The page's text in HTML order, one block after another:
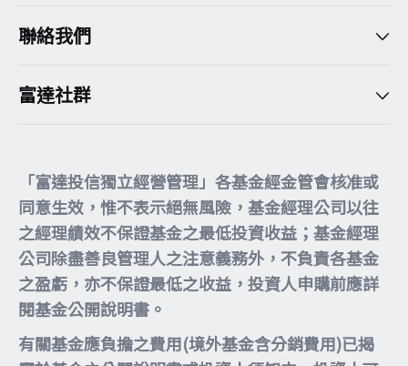
聯絡我們
富達社群
「富達投信獨立經營管理」各基金經金管會核准或
同意生效，惟不表示絕無風險，基金經理公司以往
之經理績效不保證基金之最低投資收益；基金經理
公司除盡善良管理人之注意義務外，不負責各基金
之盈虧，亦不保證最低之收益，投資人申購前應詳
閱基金公開說明書。
有關基金應負擔之費用(境外基金含分銷費用)已揭